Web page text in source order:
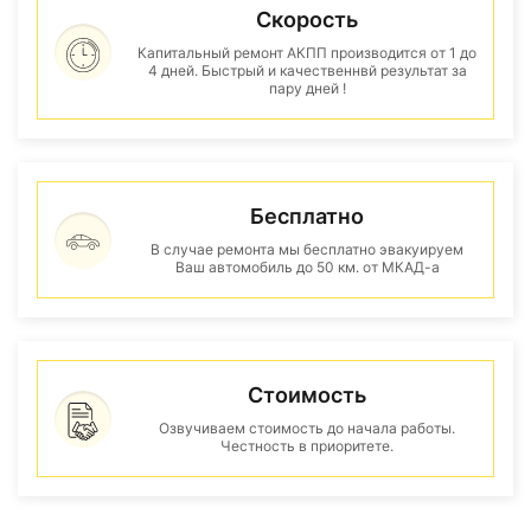
Скорость
Капитальный ремонт АКПП производится от 1 до
4 дней. Быстрый и качественнвй результат за
пару дней !
Бесплатно
В случае ремонта мы бесплатно эвакуируем
Ваш автомобиль до 50 км. от МКАД-а
Стоимость
Озвучиваем стоимость до начала работы.
Честность в приоритете.